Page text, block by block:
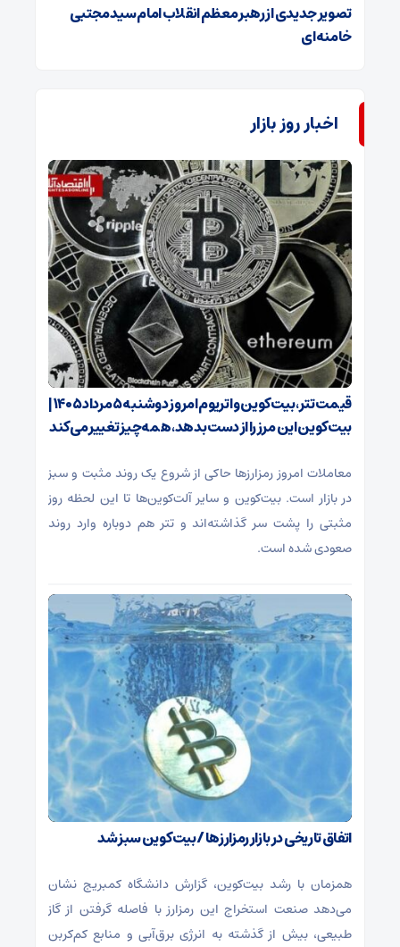
تصویر جدیدی از رهبر معظم انقلاب امام سید مجتبی
خامنه‌ای
اخبار روز بازار
قیمت تتر، بیت‌کوین و اتریوم امروز دوشنبه ۵ مرداد ۱۴۰۵ |
بیت‌کوین این مرز را از دست بدهد، همه‌چیز تغییر می‌کند
معاملات امروز رمزارز‌ها حاکی از شروع یک روند مثبت و سبز
در بازار است. بیت‌کوین و سایر آلت‌کوین‌ها تا این لحظه روز
مثبتی را پشت سر گذاشته‌اند و تتر هم دوباره وارد روند
صعودی شده است.
اتفاق تاریخی در بازار رمزارزها / بیت‌کوین سبز شد
همزمان با رشد بیت‌کوین، گزارش دانشگاه کمبریج نشان
می‌دهد صنعت استخراج این رمزارز با فاصله گرفتن از گاز
طبیعی، بیش از گذشته به انرژی برق‌آبی و منابع کم‌کربن